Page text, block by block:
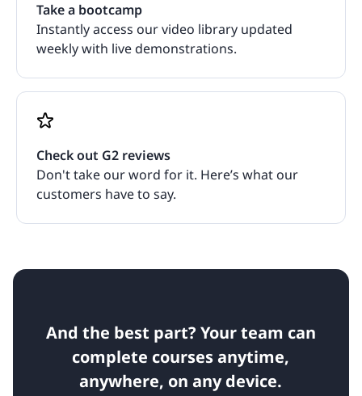
Take a bootcamp
Instantly access our video library updated
weekly with live demonstrations.
Check out G2 reviews
Don't take our word for it. Here’s what our
customers have to say.
And the best part? Your team can
complete courses anytime,
anywhere, on any device.